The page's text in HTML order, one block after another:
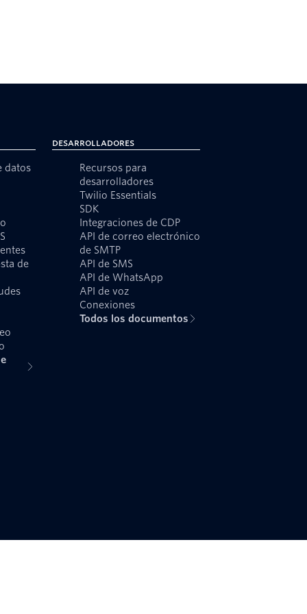
datos
de
Desarrolladores
Recursos para
desarrolladores
Twilio Essentials
SDK
Integraciones de CDP
API de correo electrónico
de SMTP
API de SMS
API de WhatsApp
API de voz
Conexiones
Todos los documentos